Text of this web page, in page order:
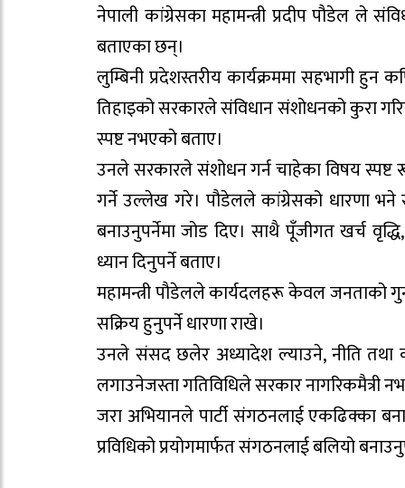
नेपाली कांग्रेसका महामन्त्री प्रदीप पौडेल ले
बताएका छन्।
लुम्बिनी प्रदेशस्तरीय कार्यक्रममा सहभागी
तिहाइको सरकारले संविधान संशोधनको कुरा
स्पष्ट नभएको बताए।
उनले सरकारले संशोधन गर्न चाहेका विषय स्पष्ट
गर्ने उल्लेख गरे। पौडेलले कांग्रेसको धारणा भने
बनाउनुपर्नेमा जोड दिए। साथै पूँजीगत खर्च
ध्यान दिनुपर्ने बताए।
महामन्त्री पौडेलले कार्यदलहरू केवल जनताको
सक्रिय हुनुपर्ने धारणा राखे।
उनले संसद छलेर अध्यादेश ल्याउने, नीति तथा
लगाउनेजस्ता गतिविधिले सरकार नागरिकमैत्री
जरा अभियानले पार्टी संगठनलाई एकढिक्का
प्रविधिको प्रयोगमार्फत संगठनलाई बलियो